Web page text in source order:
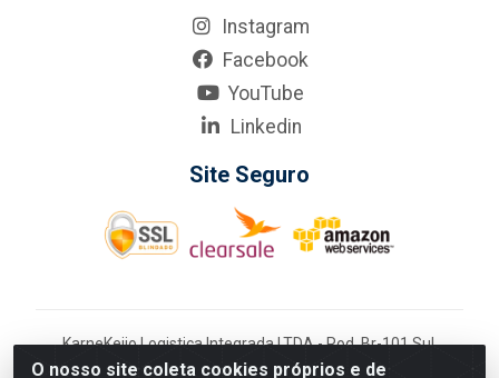
O nosso site coleta cookies próprios e de
Instagram
Facebook
YouTube
Linkedin
Site Seguro
KarneKeijo Logistica Integrada LTDA - Rod. Br-101 Sul,
nº3700 - Barro, Recife/PE, 50900-400 CNPJ: